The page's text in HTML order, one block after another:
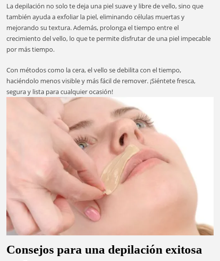
La depilación no solo te deja una piel suave y libre de vello, sino que
también ayuda a exfoliar la piel, eliminando células muertas y
mejorando su textura. Además, prolonga el tiempo entre el
crecimiento del vello, lo que te permite disfrutar de una piel impecable
por más tiempo.
Con métodos como la cera, el vello se debilita con el tiempo,
haciéndolo menos visible y más fácil de remover. ¡Siéntete fresca,
segura y lista para cualquier ocasión!
Consejos para una depilación exitosa